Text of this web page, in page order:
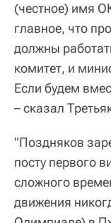
(честное) имя
главное, что
должны
комитет, и
Если будем
– сказал
"Поздняков
посту первого
сложного
движения